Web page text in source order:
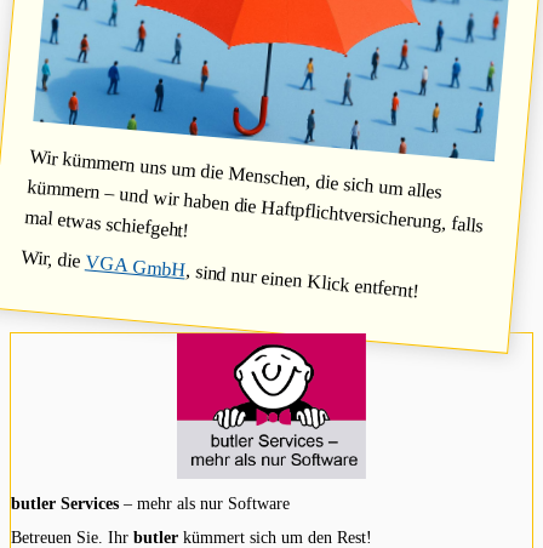
Wir kümmern uns um die Menschen, die sich um alles
kümmern – und wir haben die Haftpflichtversicherung, falls
mal etwas schiefgeht!
Wir, dieVGA GmbH, sind nur einen Klick entfernt!
butler Services – mehr als nur Software
Betreuen Sie. Ihr butler kümmert sich um den Rest!